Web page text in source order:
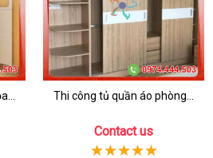
Thi công tủ quần áo phòng...
Contact us